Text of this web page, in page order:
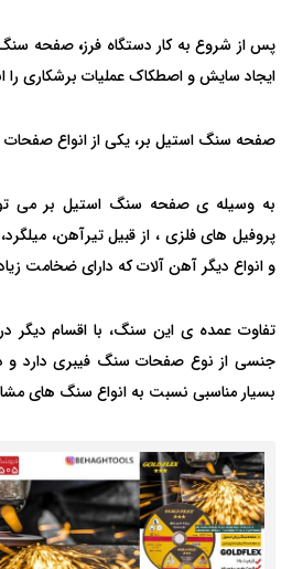
پس از شروع به کار دستگاه فرز، صفحه سنگ
ایجاد سایش و اصطکاک عملیات برشکاری را
صفحه سنگ استیل بر، یکی از انواع صفحات
به وسیله ی صفحه سنگ استیل بر می
پروفیل های فلزی ، از قبیل تیرآهن،
و انواع دیگر آهن آلات که دارای ضخامت
تفاوت عمده ی این سنگ، با اقسام
جنسی از نوع صفحات سنگ فیبری دارد و
بسیار مناسبی نسبت به انواع سنگ های